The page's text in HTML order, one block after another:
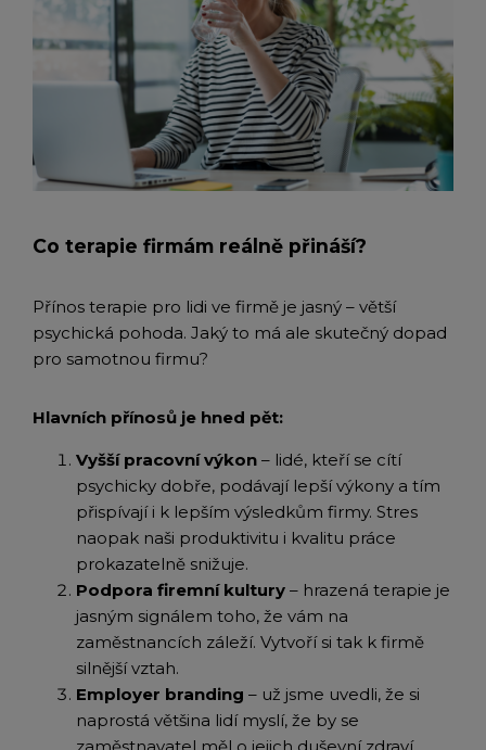
Co terapie firmám reálně přináší?
Přínos terapie pro lidi ve firmě je jasný – větší
psychická pohoda. Jaký to má ale skutečný dopad
pro samotnou firmu?
Hlavních přínosů je hned pět:
Vyšší pracovní výkon – lidé, kteří se cítí
psychicky dobře, podávají lepší výkony a tím
přispívají i k lepším výsledkům firmy. Stres
naopak naši produktivitu i kvalitu práce
prokazatelně snižuje.
Podpora firemní kultury – hrazená terapie je
jasným signálem toho, že vám na
zaměstnancích záleží. Vytvoří si tak k firmě
silnější vztah.
Employer branding – už jsme uvedli, že si
naprostá většina lidí myslí, že by se
zaměstnavatel měl o jejich duševní zdraví